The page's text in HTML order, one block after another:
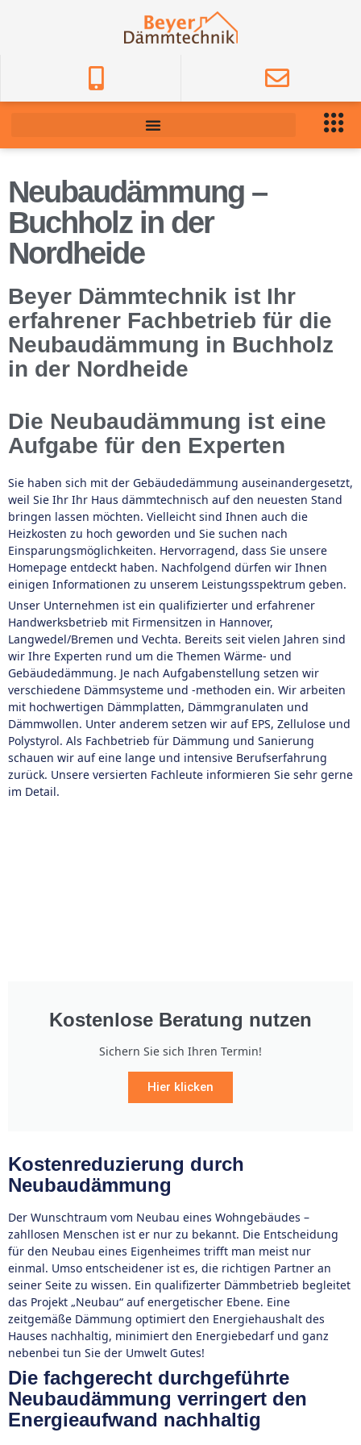
Neubaudämmung –
Buchholz in der
Nordheide
Beyer Dämmtechnik ist Ihr
erfahrener Fachbetrieb für die
Neubaudämmung in Buchholz
in der Nordheide
Die Neubaudämmung ist eine
Aufgabe für den Experten
Sie haben sich mit der Gebäudedämmung auseinandergesetzt,
weil Sie Ihr Ihr Haus dämmtechnisch auf den neuesten Stand
bringen lassen möchten. Vielleicht sind Ihnen auch die
Heizkosten zu hoch geworden und Sie suchen nach
Einsparungsmöglichkeiten. Hervorragend, dass Sie unsere
Homepage entdeckt haben. Nachfolgend dürfen wir Ihnen
einigen Informationen zu unserem Leistungsspektrum geben.
Unser Unternehmen ist ein qualifizierter und erfahrener
Handwerksbetrieb mit Firmensitzen in Hannover,
Langwedel/Bremen und Vechta. Bereits seit vielen Jahren sind
wir Ihre Experten rund um die Themen Wärme- und
Gebäudedämmung. Je nach Aufgabenstellung setzen wir
verschiedene Dämmsysteme und -methoden ein. Wir arbeiten
mit hochwertigen Dämmplatten, Dämmgranulaten und
Dämmwollen. Unter anderem setzen wir auf EPS, Zellulose und
Polystyrol. Als Fachbetrieb für Dämmung und Sanierung
schauen wir auf eine lange und intensive Berufserfahrung
zurück. Unsere versierten Fachleute informieren Sie sehr gerne
im Detail.
Kostenlose Beratung nutzen
Sichern Sie sich Ihren Termin!
Hier klicken
Kostenreduzierung durch
Neubaudämmung
Der Wunschtraum vom Neubau eines Wohngebäudes –
zahllosen Menschen ist er nur zu bekannt. Die Entscheidung
für den Neubau eines Eigenheimes trifft man meist nur
einmal. Umso entscheidener ist es, die richtigen Partner an
seiner Seite zu wissen. Ein qualifizerter Dämmbetrieb begleitet
das Projekt „Neubau“ auf energetischer Ebene. Eine
zeitgemäße Dämmung optimiert den Energiehaushalt des
Hauses nachhaltig, minimiert den Energiebedarf und ganz
nebenbei tun Sie der Umwelt Gutes!
Die fachgerecht durchgeführte
Neubaudämmung verringert den
Energieaufwand nachhaltig